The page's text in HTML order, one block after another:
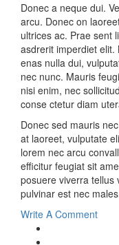
Donec a neque dui.
arcu. Donec on
ultrices ac. Prae sent
asdrerit imperdiet elit.
enas nulla dui,
nec nunc. Mauris
nisi enim, nec
conse ctetur diam
Donec sed mauris
at laoreet, vulputate
lorem nec arcu
efficitur feugiat sit
posuere viverra tellus
pulvinar est nec
Write A Comment